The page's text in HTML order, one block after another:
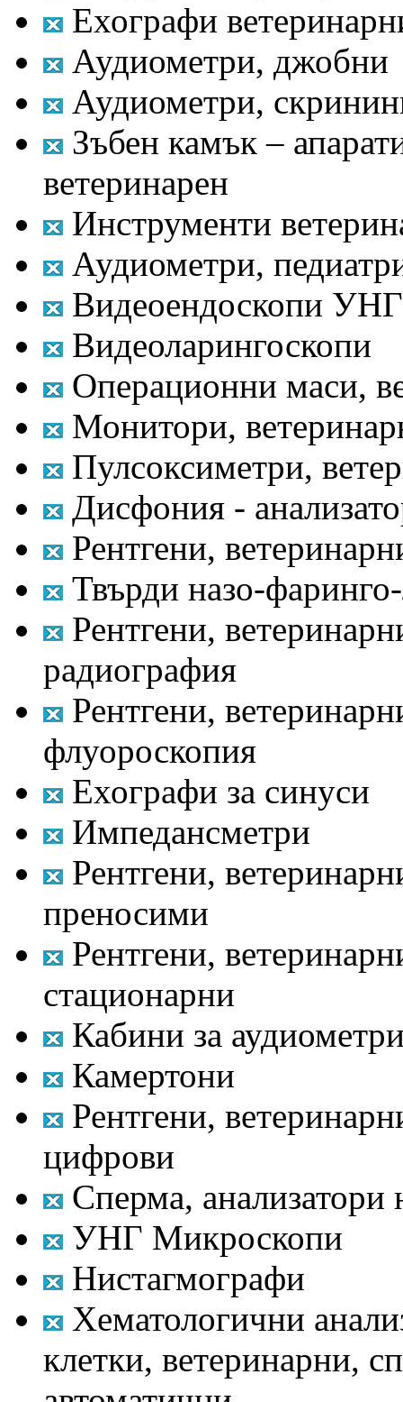
Ехографи
Аудиометри, джобни
Аудиометри,
Зъбен камък –
ветеринарен
Инструменти
Аудиометри,
Видеоендоскопи УНГ
Видеоларингоскопи
Операционни маси,
Монитори,
Пулсоксиметри,
Дисфония -
Рентгени,
Твърди назо-
Рентгени,
радиография
Рентгени,
флуороскопия
Ехографи за синуси
Импедансметри
Рентгени,
преносими
Рентгени,
стационарни
Кабини за
Камертони
Рентгени,
цифрови
Сперма,
УНГ Микроскопи
Нистагмографи
Хематологични
клетки, ветеринарни,